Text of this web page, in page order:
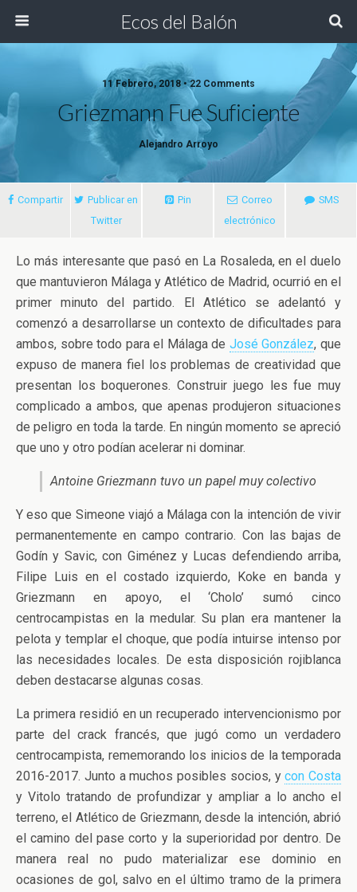
Ecos del Balón
11 Febrero, 2018 • 22 Comments
Griezmann Fue Suficiente
Alejandro Arroyo
Compartir
Publicar en
Twitter
Pin
Correo
electrónico
SMS
Lo más interesante que pasó en La Rosaleda, en el duelo
que mantuvieron Málaga y Atlético de Madrid, ocurrió en el
primer minuto del partido. El Atlético se adelantó y
comenzó a desarrollarse un contexto de dificultades para
ambos, sobre todo para el Málagade José González, que
expuso de manera fiel los problemas de creatividad que
presentan los boquerones. Construir juego les fue muy
complicado a ambos, que apenas produjeron situaciones
de peligro en toda la tarde. En ningún momento se apreció
que uno y otro podían acelerar ni dominar.
Antoine Griezmann tuvo un papel muy colectivo
Y eso que Simeone viajó a Málaga con la intención de vivir
permanentemente en campo contrario. Con las bajas de
Godín y Savic, con Giménez y Lucas defendiendo arriba,
Filipe Luis en el costado izquierdo, Koke en banda y
Griezmann en apoyo, el ‘Cholo’ sumó cinco
centrocampistas en la medular. Su plan era mantener la
pelota y templar el choque, que podía intuirse intenso por
las necesidades locales. De esta disposición rojiblanca
deben destacarse algunas cosas.
La primera residió en un recuperado intervencionismo por
parte del crack francés, que jugó como un verdadero
centrocampista, rememorando los inicios de la temporada
2016-2017. Junto a muchos posibles socios, ycon Costa
y Vitolo tratando de profundizar y ampliar a lo ancho el
terreno, el Atlético de Griezmann, desde la intención, abrió
el camino del pase corto y la superioridad por dentro. De
manera real no pudo materializar ese dominio en
ocasiones de gol, salvo en el último tramo de la primera